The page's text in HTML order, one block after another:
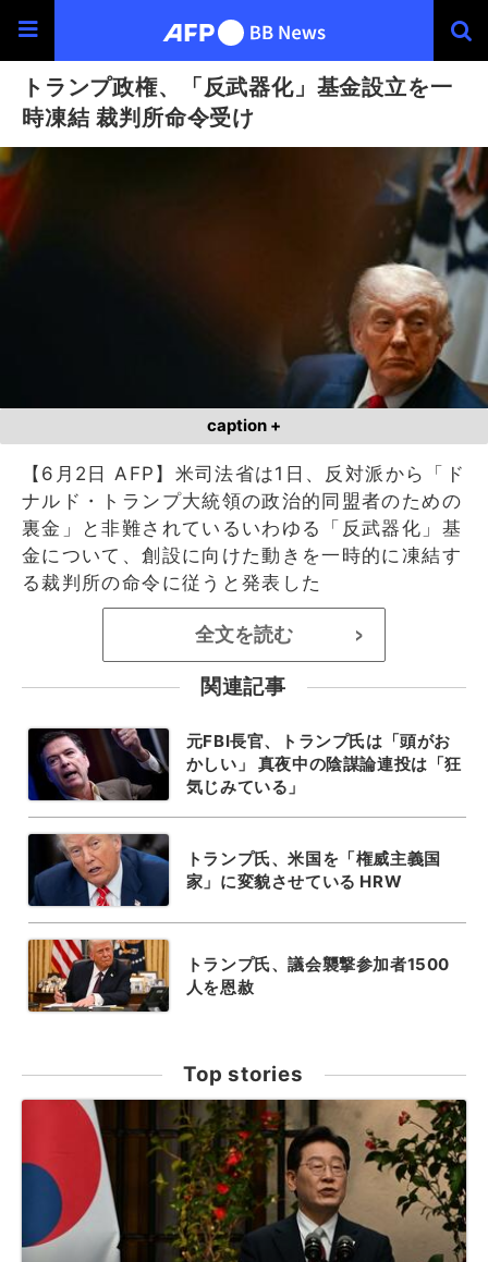
トランプ政権、「反武器化」基金設立を一
時凍結 裁判所命令受け
caption +
【6月2日 AFP】米司法省は1日、反対派から「ド
ナルド・トランプ大統領の政治的同盟者のための
裏金」と非難されているいわゆる「反武器化」基
金について、創設に向けた動きを一時的に凍結す
る裁判所の命令に従うと発表した
全文を読む >
関連記事
元FBI長官、トランプ氏は「頭がお
かしい」 真夜中の陰謀論連投は「狂
気じみている」
トランプ氏、米国を「権威主義国
家」に変貌させている HRW
トランプ氏、議会襲撃参加者1500
人を恩赦
Top stories